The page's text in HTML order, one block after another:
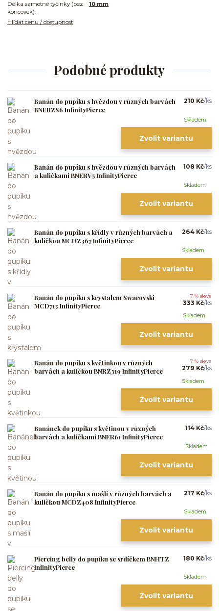
Délka samotné tyčinky (bez
koncovek):
10 mm
Hlídat cenu / dostupnost
Podobné produkty
Banán do pupíku s hvězdou v různých barvách
BNERZS6 InfinityPierce
210 Kč/ks
Skladem
Zvolit variantu
Banán do pupíku s hvězdou v různých barvách
a kuličkami BNERV5 InfinityPierce
108 Kč/ks
Skladem
Zvolit variantu
Banán do pupíku s křídly v různých barvách a
kuličkou MCDZ367 InfinityPierce
264 Kč/ks
Skladem
Zvolit variantu
Banán do pupíku s krystalem Swarovski
MCD713 InfinityPierce
7 % sleva
333 Kč/ks
Skladem
Zvolit variantu
Banán do pupíku s květinkou v různých
barvách a kuličkou BNRZ319 InfinityPierce
7 % sleva
279 Kč/ks
Skladem
Zvolit variantu
Banánek do pupíku s květinou v různých
barvách a kuličkami BNER61 InfinityPierce
114 Kč/ks
Skladem
Zvolit variantu
Banán do pupíku s mašlí v různých barvách a
kuličkou MCDZ408 InfinityPierce
217 Kč/ks
Skladem
Zvolit variantu
Piercing belly do pupíku se srdíčkem BNHTZ
InfinityPierce
180 Kč/ks
Skladem
Zvolit variantu